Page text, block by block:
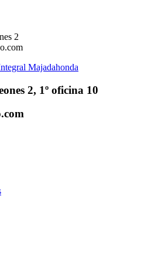
2
2, 1º oficina 10